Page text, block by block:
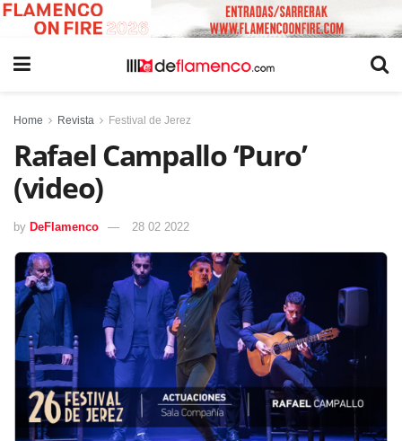
Home Revista Festival de Jerez
Rafael Campallo ‘Puro’
(video)
by DeFlamenco 28 02 2022